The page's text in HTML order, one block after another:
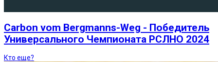
Carbon vom Bergmanns-Weg - Победитель
Универсального Чемпионата РСЛНО 2024
Кто еще?